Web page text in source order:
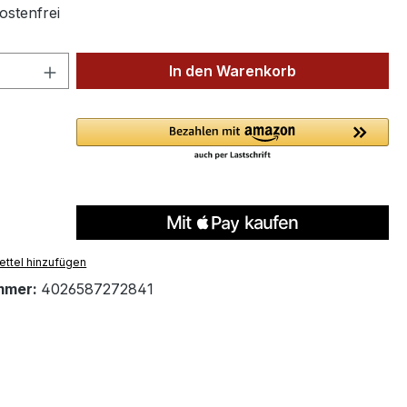
Anzahl: Gib den gewünschten Wert
In den Warenkorb
hinzufügen
4026587272841